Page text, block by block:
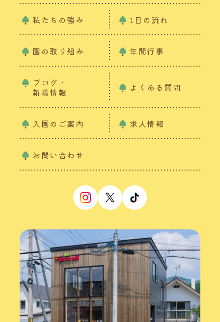
私たちの強み 1日の流れ
園の取り組み 年間行事
ブログ・
新着情報
よくある質問
入園のご案内 求人情報
お問い合わせ